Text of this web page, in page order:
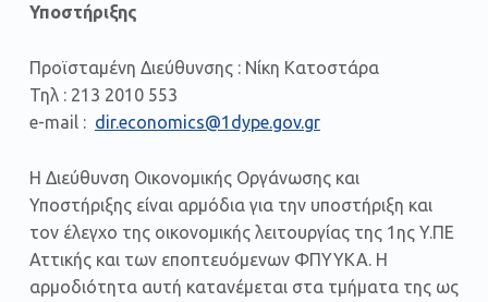
Υποστήριξης
Προϊσταμένη Διεύθυνσης : Νίκη Κατοστάρα
Τηλ : 213 2010 553
e-mail : dir.economics@1dype.gov.gr
Η Διεύθυνση Οικονομικής Οργάνωσης και
Υποστήριξης είναι αρμόδια για την υποστήριξη και
τον έλεγχο της οικονομικής λειτουργίας της 1ης Y.ΠE
Αττικής και των εποπτευόμενων ΦΠΥΥKA. Η
αρμοδιότητα αυτή κατανέμεται στα τμήματα της ως